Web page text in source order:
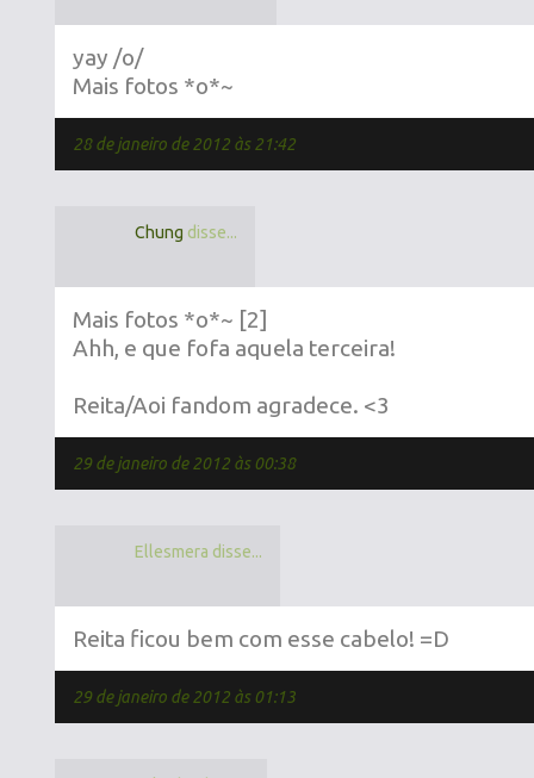
yay /o/
Mais fotos *o*~
28 de janeiro de 2012 às 21:42
Chung disse...
Mais fotos *o*~ [2]
Ahh, e que fofa aquela terceira!
Reita/Aoi fandom agradece. <3
29 de janeiro de 2012 às 00:38
Ellesmera disse...
Reita ficou bem com esse cabelo! =D
29 de janeiro de 2012 às 01:13